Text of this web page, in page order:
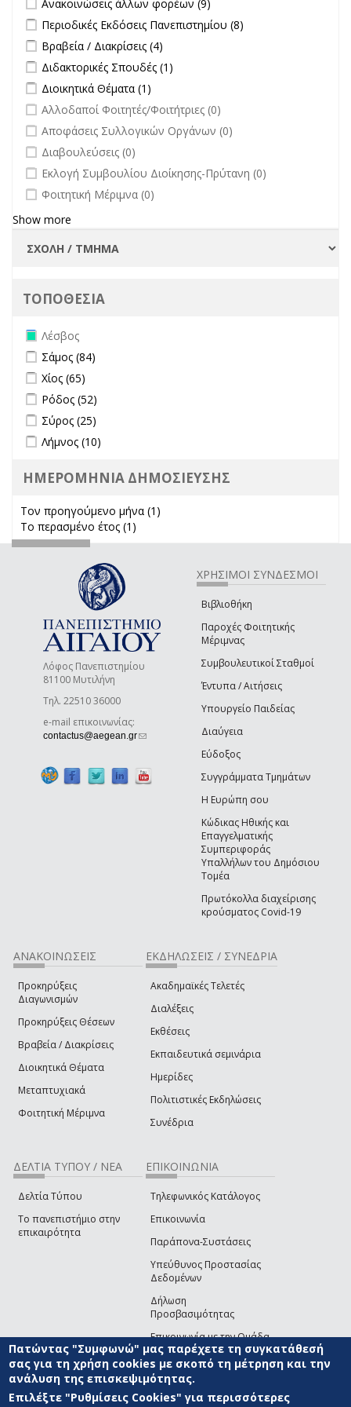
Ανακοινώσεις άλλων φορέων (9)
Apply Περιοδικές Εκδόσεις Πανεπιστημίου filter
Περιοδικές Εκδόσεις Πανεπιστημίου (8)
Apply Βραβεία / Διακρίσεις filter
Βραβεία / Διακρίσεις (4)
Apply Διδακτορικές Σπουδές filter
Διδακτορικές Σπουδές (1)
Apply Διοικητικά Θέματα filter
Διοικητικά Θέματα (1)
undefined
Αλλοδαποί Φοιτητές/Φοιτήτριες (0)
undefined
Αποφάσεις Συλλογικών Οργάνων (0)
undefined
Διαβουλεύσεις (0)
undefined
Εκλογή Συμβουλίου Διοίκησης-Πρύτανη (0)
undefined
Φοιτητική Μέριμνα (0)
Show more
ΤΟΠΟΘΕΣΙΑ
Remove Λέσβος filter
Λέσβος
Apply Σάμος filter
Σάμος (84)
Apply Χίος filter
Χίος (65)
Apply Ρόδος filter
Ρόδος (52)
Apply Σύρος filter
Σύρος (25)
Apply Λήμνος filter
Λήμνος (10)
ΗΜΕΡΟΜΗΝΙΑ ΔΗΜΟΣΙΕΥΣΗΣ
Τον προηγούμενο μήνα (1)
Το περασμένο έτος (1)
Λόφος Πανεπιστημίου
81100 Μυτιλήνη
Τηλ. 22510 36000
e-mail επικοινωνίας:
contactus@aegean.gr(link sends e-mail)
ΧΡΗΣΙΜΟΙ ΣΥΝΔΕΣΜΟΙ
Βιβλιοθήκη
Παροχές Φοιτητικής
Μέριμνας
Συμβουλευτικοί Σταθμοί
Έντυπα / Αιτήσεις
Υπουργείο Παιδείας
Διαύγεια
Εύδοξος
Συγγράμματα Τμημάτων
Η Ευρώπη σου
Κώδικας Ηθικής και
Επαγγελματικής
Συμπεριφοράς
Υπαλλήλων του Δημόσιου
Τομέα
Πρωτόκολλα διαχείρισης
κρούσματος Covid-19
ΑΝΑΚΟΙΝΩΣΕΙΣ
Προκηρύξεις
Διαγωνισμών
Προκηρύξεις Θέσεων
Βραβεία / Διακρίσεις
Διοικητικά Θέματα
Μεταπτυχιακά
Φοιτητική Μέριμνα
ΕΚΔΗΛΩΣΕΙΣ / ΣΥΝΕΔΡΙΑ
Ακαδημαϊκές Τελετές
Διαλέξεις
Εκθέσεις
Εκπαιδευτικά σεμινάρια
Ημερίδες
Πολιτιστικές Εκδηλώσεις
Συνέδρια
ΔΕΛΤΙΑ ΤΥΠΟΥ / ΝΕΑ
Δελτία Τύπου
Το πανεπιστήμιο στην
επικαιρότητα
ΕΠΙΚΟΙΝΩΝΙΑ
Τηλεφωνικός Κατάλογος
Επικοινωνία
Παράπονα-Συστάσεις
Υπεύθυνος Προστασίας
Δεδομένων
Δήλωση
Προσβασιμότητας
Επικοινωνία με την Ομάδα
Ανάπτυξης του site(link sends e-mail)
© ΠΑΝΕΠΙΣΤΗΜΙΟ ΑΙΓΑΙΟΥ ΟΡΟΙ ΧΡΗΣΗΣ
ΑΝΑΠΤΥΞΗΣ
Πατώντας "Συμφωνώ" μας παρέχετε τη συγκατάθεσή
σας για τη χρήση cookies με σκοπό τη μέτρηση και την
ανάλυση της επισκεψιμότητας.
Επιλέξτε "Ρυθμίσεις Cookies" για περισσότερες